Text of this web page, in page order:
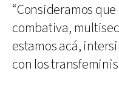
“Consideramos
combativa,
estamos acá,
con los